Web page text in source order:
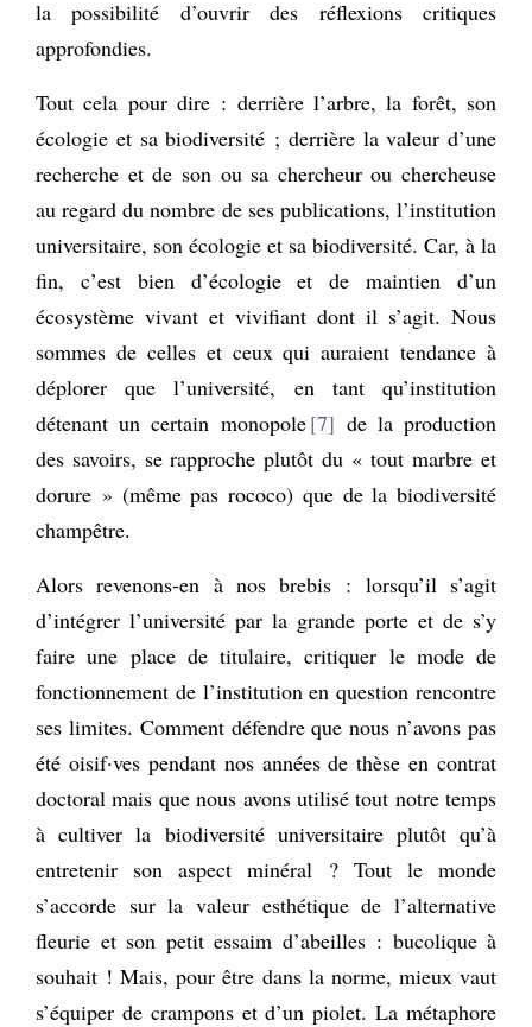
la possibilité d’ouvrir des réflexions critiques
approfondies.
Tout cela pour dire : derrière l’arbre, la forêt, son
écologie et sa biodiversité ; derrière la valeur d’une
recherche et de son ou sa chercheur ou chercheuse
au regard du nombre de ses publications, l’institution
universitaire, son écologie et sa biodiversité. Car, à la
fin, c’est bien d’écologie et de maintien d’un
écosystème vivant et vivifiant dont il s’agit. Nous
sommes de celles et ceux qui auraient tendance à
déplorer que l’université, en tant qu’institution
détenant un certain monopole 7
de la production
des savoirs, se rapproche plutôt du « tout marbre et
dorure » (même pas rococo) que de la biodiversité
champêtre.
Alors revenons-en à nos brebis : lorsqu’il s’agit
d’intégrer l’université par la grande porte et de s’y
faire une place de titulaire, critiquer le mode de
fonctionnement de l’institution en question rencontre
ses limites. Comment défendre que nous n’avons pas
été oisif·ves pendant nos années de thèse en contrat
doctoral mais que nous avons utilisé tout notre temps
à cultiver la biodiversité universitaire plutôt qu’à
entretenir son aspect minéral ? Tout le monde
s’accorde sur la valeur esthétique de l’alternative
fleurie et son petit essaim d’abeilles : bucolique à
souhait ! Mais, pour être dans la norme, mieux vaut
s’équiper de crampons et d’un piolet. La métaphore